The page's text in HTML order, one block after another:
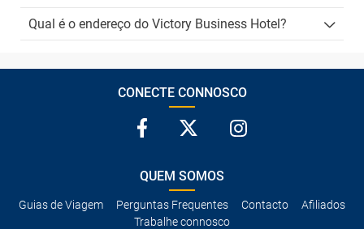
Qual é o endereço do Victory Business Hotel?
CONECTE CONNOSCO
QUEM SOMOS
Guias de Viagem Perguntas Frequentes Contacto
Afiliados
Trabalhe connosco